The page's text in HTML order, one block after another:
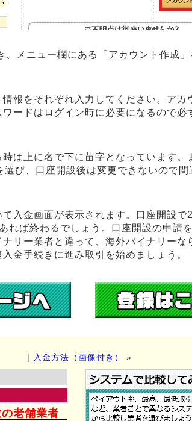
メニュー欄にある「アカウント作成」
報をそれぞれ入力してください。アカ
ードはログイン時に必要になるので必
は上に名で下に苗字となっています。
び、口座開設後は変更できないので間
入金画面が表示されます。口座開設で
れば終わるでしょう。口座開設の申請
リー業者と違って、海外バイナリーな
金手続きに進み取引を始めましょう。
| 入金方法（画像付き） »
老舗業者